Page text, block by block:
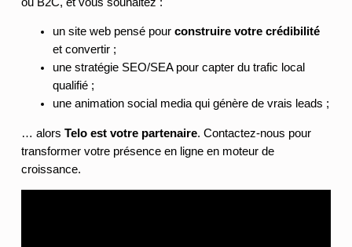
un site web pensé pour construire votre crédibilité
et convertir ;
une stratégie SEO/SEA pour capter du trafic local
qualifié ;
une animation social media qui génère de vrais leads ;
… alors Telo est votre partenaire. Contactez-nous pour
transformer votre présence en ligne en moteur de
croissance.